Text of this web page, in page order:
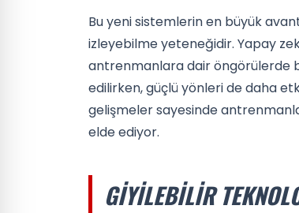
Bu yeni sistemlerin en büyük
izleyebilme yeteneğidir. Yapay
antrenmanlara dair öngörülerde
edilirken, güçlü yönleri de daha
gelişmeler sayesinde
elde ediyor.
GIYILEBILIR